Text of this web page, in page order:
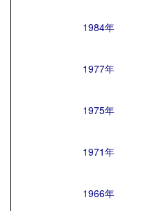
1984年
1977年
1975年
1971年
1966年